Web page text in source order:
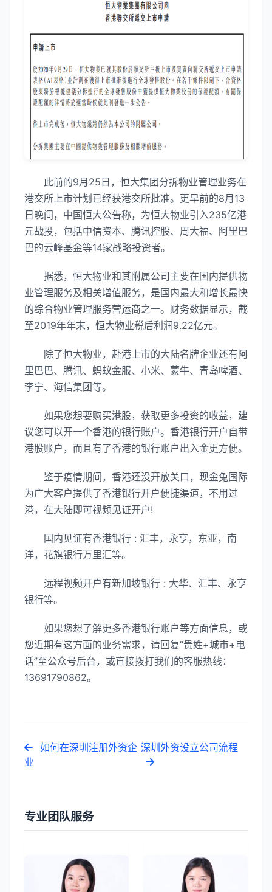
此前的9月25日，恒大集团分拆物业管理业务在
港交所上市计划已经获港交所批准。更早前的8月13
日晚间，中国恒大公告称，为恒大物业引入235亿港
元战投，包括中信资本、腾讯控股、周大福、阿里巴
巴的云峰基金等14家战略投资者。
据悉，恒大物业和其附属公司主要在国内提供物
业管理服务及相关增值服务，是国内最大和增长最快
的综合物业管理服务营运商之一。财务数据显示，截
至2019年年末，恒大物业税后利润9.22亿元。
除了恒大物业，赴港上市的大陆名牌企业还有阿
里巴巴、腾讯、蚂蚁金服、小米、蒙牛、青岛啤酒、
李宁、海信集团等。
如果您想要购买港股，获取更多投资的收益，建
议您可以开一个香港的银行账户。香港银行开户自带
港股账户，而且有了香港的银行账户出入金更方便。
鉴于疫情期间，香港还没开放关口，现金兔国际
为广大客户提供了香港银行开户便捷渠道，不用过
港，在大陆即可视频见证开户!
国内见证有香港银行 : 汇丰，永亨，东亚，南
洋，花旗银行万里汇等。
远程视频开户有新加坡银行 : 大华、汇丰、永亨
银行等。
如果您想了解更多香港银行账户等方面信息，或
您近期有这方面的业务需求，请回复“贵姓+城市+电
话”至公众号后台，或直接拨打我们的客服热线：
13691790862。
如何在深圳注册外资企
业
深圳外资设立公司流程
专业团队服务